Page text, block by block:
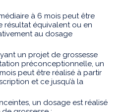
à 6 mois peut être
résultat équivalent ou en
au dosage
un projet de grossesse
préconceptionnelle, un
peut être réalisé à partir
et ce jusqu’à la
un dosage est réalisé